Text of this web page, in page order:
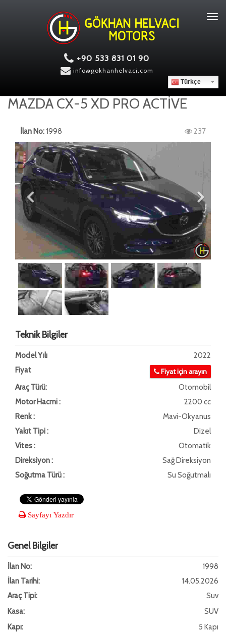
+90 533 831 01 90
info@gokhanhelvaci.com
Türkçe
MAZDA CX-5 XD PRO ACTİVE
İlan No: 1998 237
Teknik Bilgiler
Model Yılı
2022
Fiyat
Fiyat için arayın
Araç Türü:
Otomobil
Motor Hacmi :
2200 cc
Renk :
Mavi-Okyanus
Yakıt Tipi :
Dizel
Vites :
Otomatik
Direksiyon :
Sağ Direksiyon
Soğutma Türü :
Su Soğutmalı
Sayfayı Yazdır
Genel Bilgiler
İlan No:
1998
İlan Tarihi:
14.05.2026
Araç Tipi:
Suv
Kasa:
SUV
Kapı:
5 Kapı